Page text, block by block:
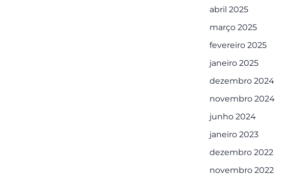
abril 2025
março 2025
fevereiro 2025
janeiro 2025
dezembro 2024
novembro 2024
junho 2024
janeiro 2023
dezembro 2022
novembro 2022